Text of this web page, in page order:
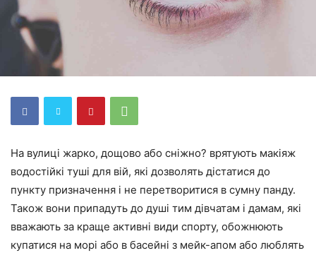
На вулиці жарко, дощово або сніжно? врятують макіяж
водостійкі туші для вій, які дозволять дістатися до
пункту призначення і не перетворитися в сумну панду.
Також вони припадуть до душі тим дівчатам і дамам, які
вважають за краще активні види спорту, обожнюють
купатися на морі або в басейні з мейк-апом або люблять